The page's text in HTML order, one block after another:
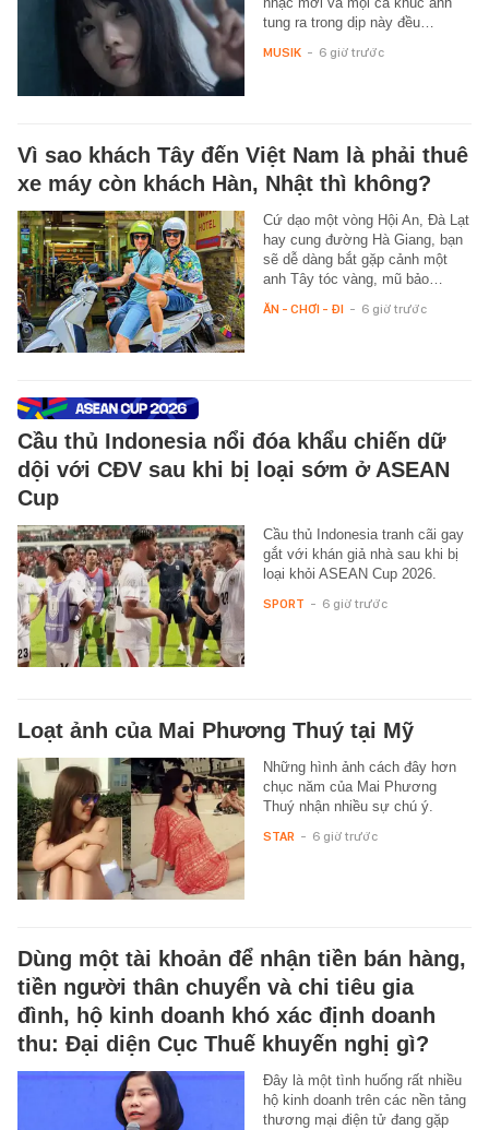
tung ra trong dịp này đều…
MUSIK - 6 giờ trước
Vì sao khách Tây đến Việt Nam là phải thuê
xe máy còn khách Hàn, Nhật thì không?
Cứ dạo một vòng Hội An, Đà Lạt
hay cung đường Hà Giang, bạn
sẽ dễ dàng bắt gặp cảnh một
anh Tây tóc vàng, mũ bảo…
ĂN - CHƠI - ĐI - 6 giờ trước
Cầu thủ Indonesia nổi đóa khẩu chiến dữ
dội với CĐV sau khi bị loại sớm ở ASEAN
Cup
Cầu thủ Indonesia tranh cãi gay
gắt với khán giả nhà sau khi bị
loại khỏi ASEAN Cup 2026.
SPORT - 6 giờ trước
Loạt ảnh của Mai Phương Thuý tại Mỹ
Những hình ảnh cách đây hơn
chục năm của Mai Phương
Thuý nhận nhiều sự chú ý.
STAR - 6 giờ trước
Dùng một tài khoản để nhận tiền bán hàng,
tiền người thân chuyển và chi tiêu gia
đình, hộ kinh doanh khó xác định doanh
thu: Đại diện Cục Thuế khuyến nghị gì?
Đây là một tình huống rất nhiều
hộ kinh doanh trên các nền tảng
thương mại điện tử đang gặp